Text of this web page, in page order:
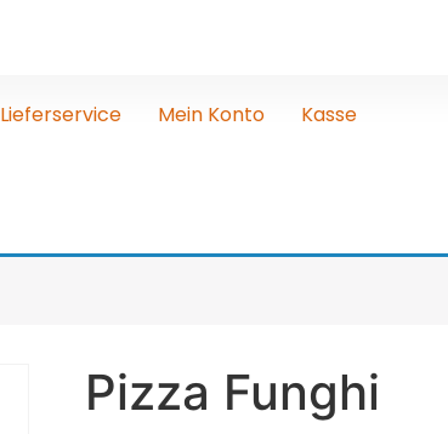
Lieferservice Mein Konto Kasse
Pizza Funghi